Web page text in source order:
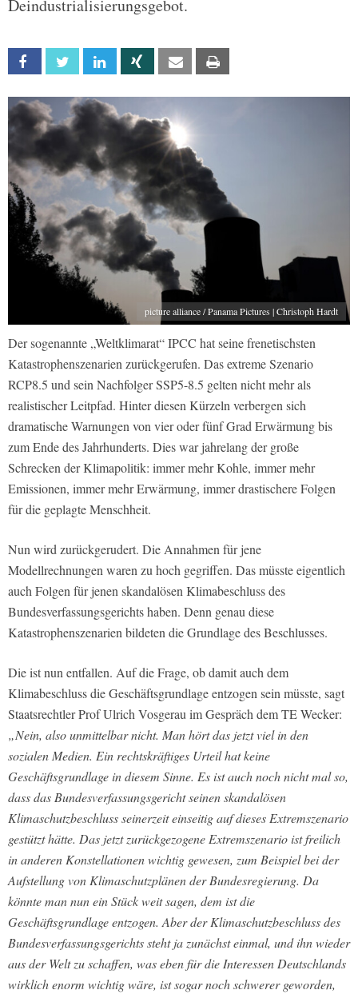
Deindustrialisierungsgebot.
Facebook Twitter Linkedin Xing Email
picture alliance / Panama Pictures | Christoph Hardt
Der sogenannte „Weltklimarat“ IPCC hat seine frenetischsten
Katastrophenszenarien zurückgerufen. Das extreme Szenario
RCP8.5 und sein Nachfolger SSP5-8.5 gelten nicht mehr als
realistischer Leitpfad. Hinter diesen Kürzeln verbergen sich
dramatische Warnungen von vier oder fünf Grad Erwärmung bis
zum Ende des Jahrhunderts. Dies war jahrelang der große
Schrecken der Klimapolitik: immer mehr Kohle, immer mehr
Emissionen, immer mehr Erwärmung, immer drastischere Folgen
für die geplagte Menschheit.
Nun wird zurückgerudert. Die Annahmen für jene
Modellrechnungen waren zu hoch gegriffen. Das müsste eigentlich
auch Folgen für jenen skandalösen Klimabeschluss des
Bundesverfassungsgerichts haben. Denn genau diese
Katastrophenszenarien bildeten die Grundlage des Beschlusses.
Die ist nun entfallen. Auf die Frage, ob damit auch dem
Klimabeschluss die Geschäftsgrundlage entzogen sein müsste, sagt
Staatsrechtler Prof Ulrich Vosgerau im Gespräch dem TE Wecker:
„Nein, also unmittelbar nicht. Man hört das jetzt viel in den
sozialen Medien. Ein rechtskräftiges Urteil hat keine
Geschäftsgrundlage in diesem Sinne. Es ist auch noch nicht mal so,
dass das Bundesverfassungsgericht seinen skandalösen
Klimaschutzbeschluss seinerzeit einseitig auf dieses Extremszenario
gestützt hätte. Das jetzt zurückgezogene Extremszenario ist freilich
in anderen Konstellationen wichtig gewesen, zum Beispiel bei der
Aufstellung von Klimaschutzplänen der Bundesregierung. Da
könnte man nun ein Stück weit sagen, dem ist die
Geschäftsgrundlage entzogen. Aber der Klimaschutzbeschluss des
Bundesverfassungsgerichts steht ja zunächst einmal, und ihn wieder
aus der Welt zu schaffen, was eben für die Interessen Deutschlands
wirklich enorm wichtig wäre, ist sogar noch schwerer geworden,